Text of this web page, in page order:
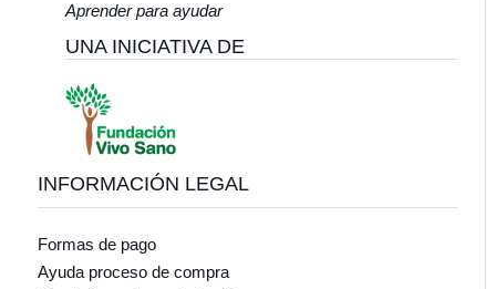
Aprender para ayudar
UNA INICIATIVA DE
INFORMACIÓN LEGAL
Formas de pago
Ayuda proceso de compra